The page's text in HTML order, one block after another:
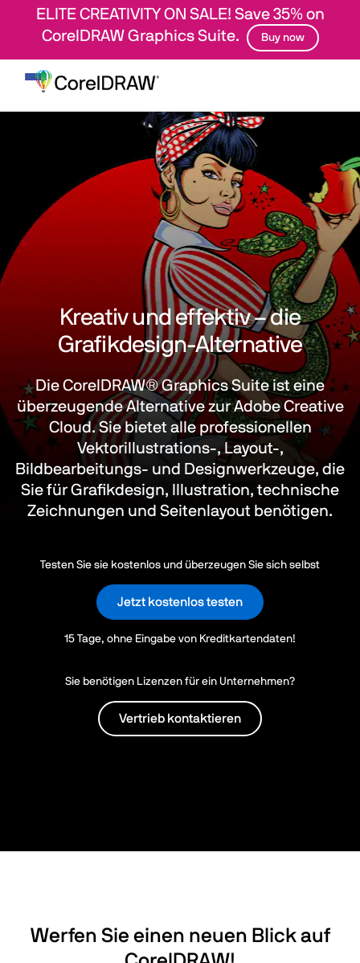
ELITE CREATIVITY ON SALE! Save 35% on
CorelDRAW Graphics Suite.
Buy now
Navigation
Kreativ und effektiv – die
Grafikdesign-Alternative
Die CorelDRAW® Graphics Suite ist eine
überzeugende Alternative zur Adobe Creative
Cloud. Sie bietet alle professionellen
Vektorillustrations-, Layout-,
Bildbearbeitungs- und Designwerkzeuge, die
Sie für Grafikdesign, Illustration, technische
Zeichnungen und Seitenlayout benötigen.
Testen Sie sie kostenlos und überzeugen Sie sich selbst
Jetzt kostenlos testen
15 Tage, ohne Eingabe von Kreditkartendaten!
Sie benötigen Lizenzen für ein Unternehmen?
Vertrieb kontaktieren
Werfen Sie einen neuen Blick auf